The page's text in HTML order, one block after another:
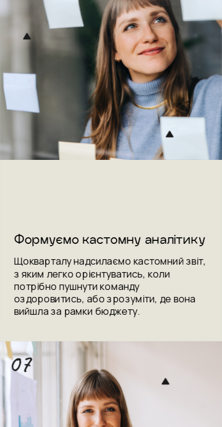
Формуємо кастомну аналітику
Щокварталу надсилаємо кастомний звіт,
з яким легко орієнтуватись, коли
потрібно пушнути команду
оздоровитись, або зрозуміти, де вона
вийшла за рамки бюджету.